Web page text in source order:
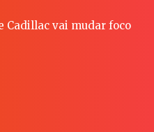
Cadillac vai mudar foco